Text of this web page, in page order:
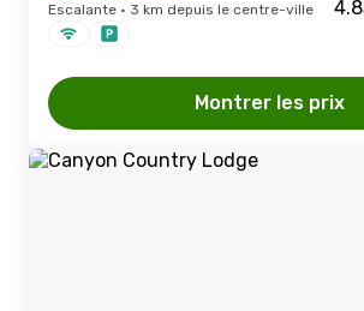
Escalante · 3 km depuis le centre-ville
Montrer les prix